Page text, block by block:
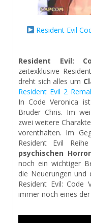
Resident Evil
Resident Evil:
zeitexklusive
dreht sich alles um
Resident Evil 2
In Code Veronica
Bruder Chris. Im
zwei weitere
vorenthalten. Im
Resident Evil
psychischen Horror
noch ein wichtiger
die Neuerungen
Resident Evil: Code
immer noch eines